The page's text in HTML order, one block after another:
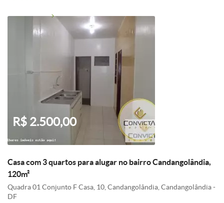
R$ 2.500,00
Casa com 3 quartos para alugar no bairro Candangolândia,
120m²
Quadra 01 Conjunto F Casa, 10, Candangolândia, Candangolândia -
DF